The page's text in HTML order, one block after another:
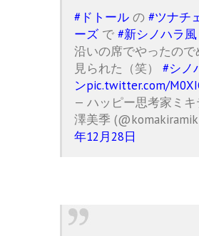
#ドトール の #ツナチ
ーズ で #新シノハラ風
沿いの席でやったので
見られた（笑） #シノ
ンpic.twitter.com/
— ハッピー思考家ミキ
澤美季
年12月28日